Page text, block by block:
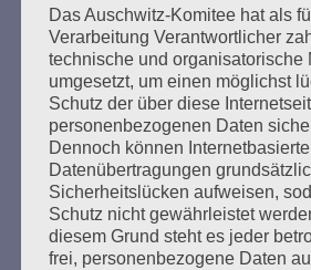
Beiträge
Ihr habt keine Schuld an dieser
euch schuldig, wenn ihr nichts
wissen wollt. Ihr müsst alles
geschah. Und warum es geschah.
Esther Bejarano
Das Auschwitz-Komitee hat als
Verarbeitung Verantwortlicher
technische und organisatorische
umgesetzt, um einen möglichst
Schutz der über diese
personenbezogenen Daten
Dennoch können Internetbasierte
Datenübertragungen
Sicherheitslücken aufweisen,
Schutz nicht gewährleistet
diesem Grund steht es jeder
frei, personenbezogene Daten